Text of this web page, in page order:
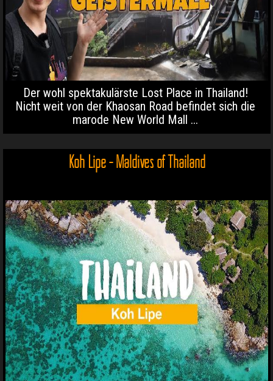
Der wohl spektakulärste Lost Place in Thailand!
Nicht weit von der Khaosan Road befindet sich die
marode New World Mall ...
Koh Lipe - Maldives of Thailand